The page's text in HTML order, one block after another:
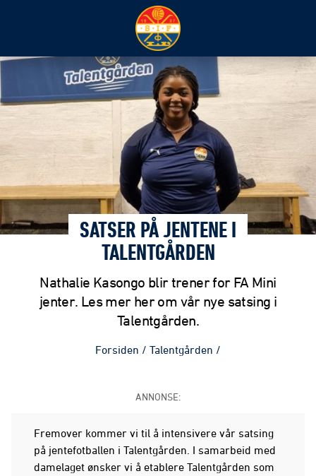
SATSER PÅ JENTENE I
TALENTGÅRDEN
Nathalie Kasongo blir trener for FA Mini
jenter. Les mer her om vår nye satsing i
Talentgården.
Forsiden / Talentgården /
ANNONSE:
Fremover kommer vi til å intensivere vår satsing
på jentefotballen i Talentgården. I samarbeid med
damelaget ønsker vi å etablere Talentgården som